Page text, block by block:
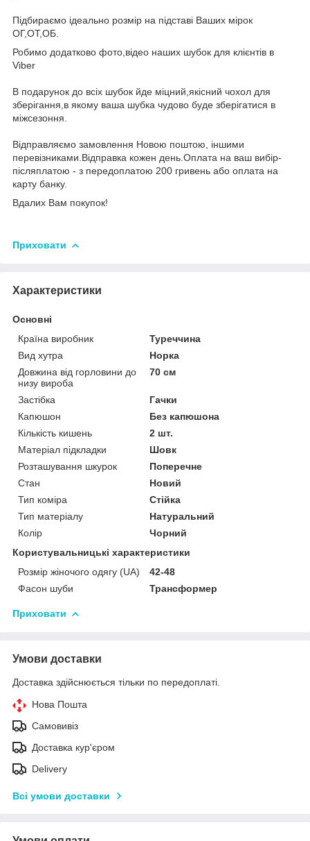
Підбираємо ідеально розмір на підставі Ваших мірок
ОГ,ОТ,ОБ.
Робимо додатково фото,відео наших шубок для клієнтів в
Viber
В подарунок до всіх шубок йде міцний,якісний чохол для
зберігання,в якому ваша шубка чудово буде зберігатися в
міжсезоння.
Відправляємо замовлення Новою поштою, іншими
перевізниками.Відправка кожен день.Оплата на ваш вибір-
післяплатою - з передоплатою 200 гривень або оплата на
карту банку.
Вдалих Вам покупок!
Приховати
Характеристики
Основні
Країна виробник
Туреччина
Вид хутра
Норка
Довжина від горловини до
низу вироба
70 см
Застібка
Гачки
Капюшон
Без капюшона
Кількість кишень
2 шт.
Матеріал підкладки
Шовк
Розташування шкурок
Поперечне
Стан
Новий
Тип коміра
Стійка
Тип матеріалу
Натуральний
Колір
Чорний
Користувальницькі характеристики
Розмір жіночого одягу (UA)
42-48
Фасон шуби
Трансформер
Приховати
Умови доставки
Доставка здійснюється тільки по передоплаті.
Нова Пошта
Самовивіз
Доставка кур'єром
Delivery
Всі умови доставки